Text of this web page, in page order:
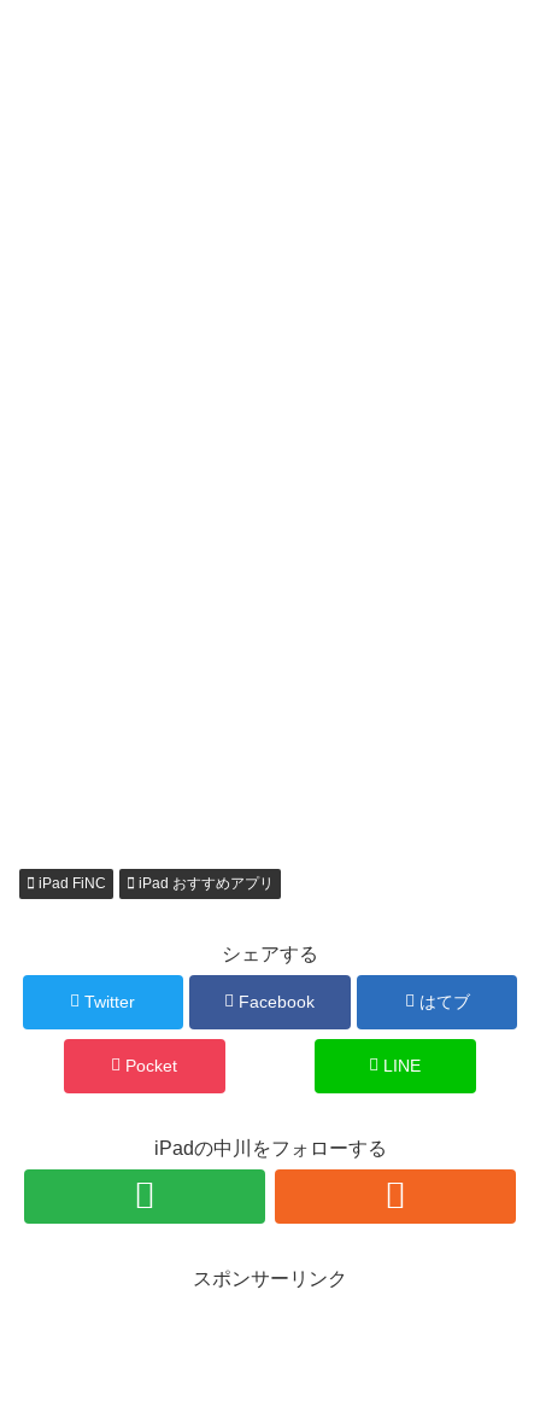
iPad FiNC iPad おすすめアプリ
シェアする
Twitter Facebook はてブ
Pocket LINE
iPadの中川をフォローする
スポンサーリンク